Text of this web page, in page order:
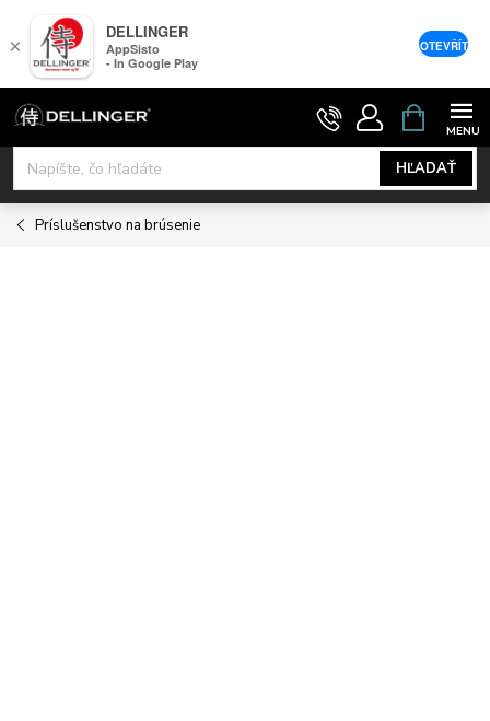
Prejsť
na
obsah
HĽADAŤ
NÁKUPNÝ
KOŠÍK
Príslušenstvo na brúsenie
×
DELLINGER
AppSisto
- In Google Play
OTEVŘÍT